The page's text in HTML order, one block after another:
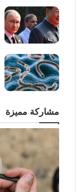
السجدة
الأحزاب
فاطر
يس
الصافات
ص
الزمر
فصلت
الشورى
الزخرف
مشاركة مميزة